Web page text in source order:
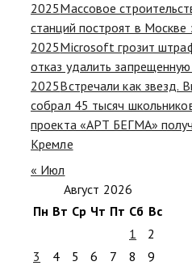
2025Массовое
станций построят в Москве
2025Microsoft грозит
отказ удалить
2025Встречали как звезд.
собрал 45 тысяч
проекта «АРТ БЕГМА»
Кремле
« Июл
Август 2026
Пн Вт Ср Чт Пт Сб Вс
1
2
3
4 5 6 7 8
9